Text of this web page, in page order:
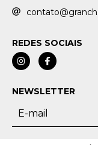
REDES SOCIAIS
NEWSLETTER